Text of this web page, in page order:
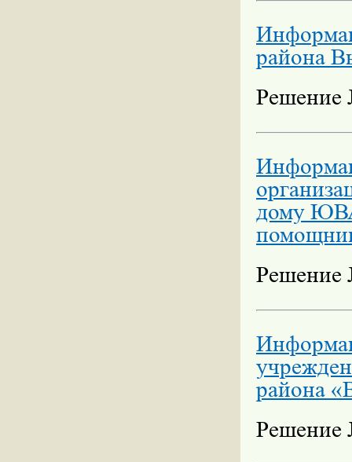
района
Решение
дому
Решение
района
Решение